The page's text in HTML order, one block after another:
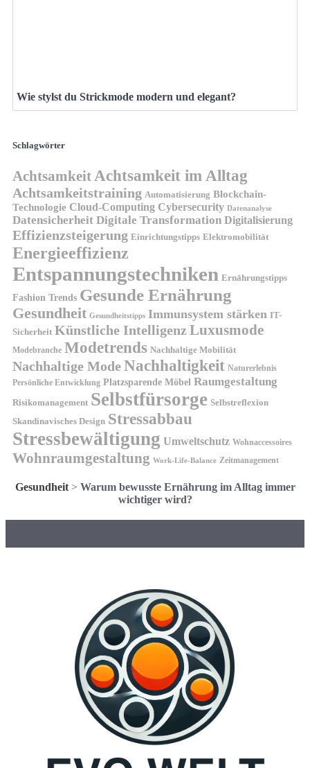
Wie stylst du Strickmode modern und elegant?
Schlagwörter
Achtsamkeit Achtsamkeit im Alltag
Achtsamkeitstraining Automatisierung Blockchain-
Technologie Cloud-Computing Cybersecurity Datenanalyse
Datensicherheit Digitale Transformation Digitalisierung
Effizienzsteigerung Einrichtungstipps Elektromobilität
Energieeffizienz
Entspannungstechniken Ernährungstipps
Fashion Trends Gesunde Ernährung
Gesundheit Gesundheitstipps Immunsystem stärken IT-
Sicherheit Künstliche IntelligenzLuxusmode
Modebranche Modetrends Nachhaltige Mobilität
Nachhaltige ModeNachhaltigkeit Naturerlebnis
Persönliche Entwicklung Platzsparende Möbel Raumgestaltung
Risikomanagement Selbstfürsorge Selbstreflexion
Skandinavisches Design Stressabbau
Stressbewältigung Umweltschutz Wohnaccessoires
Wohnraumgestaltung Work-Life-Balance Zeitmanagement
Gesundheit> Warum bewusste Ernährung im Alltag immer
wichtiger wird?